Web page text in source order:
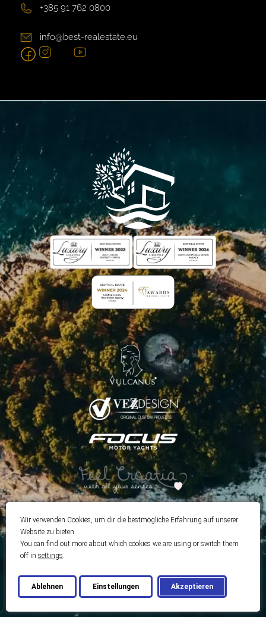
+385 91 762 0800
info@best-realestate.eu
Wir verwenden Cookies, um dir die bestmögliche Erfahrung auf unserer
Website zu bieten.
You can find out more about which cookies we are using or switch them
off in settings.
Akzeptieren
Ablehnen Einstellungen